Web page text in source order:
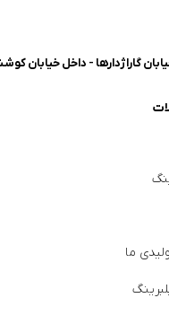
9 - گروه بازرگانی عدالتی ( ابوالفضل عدالتی ) 7 روز هفته، 8 صبح تا 8 شب پاسخگوی
ما